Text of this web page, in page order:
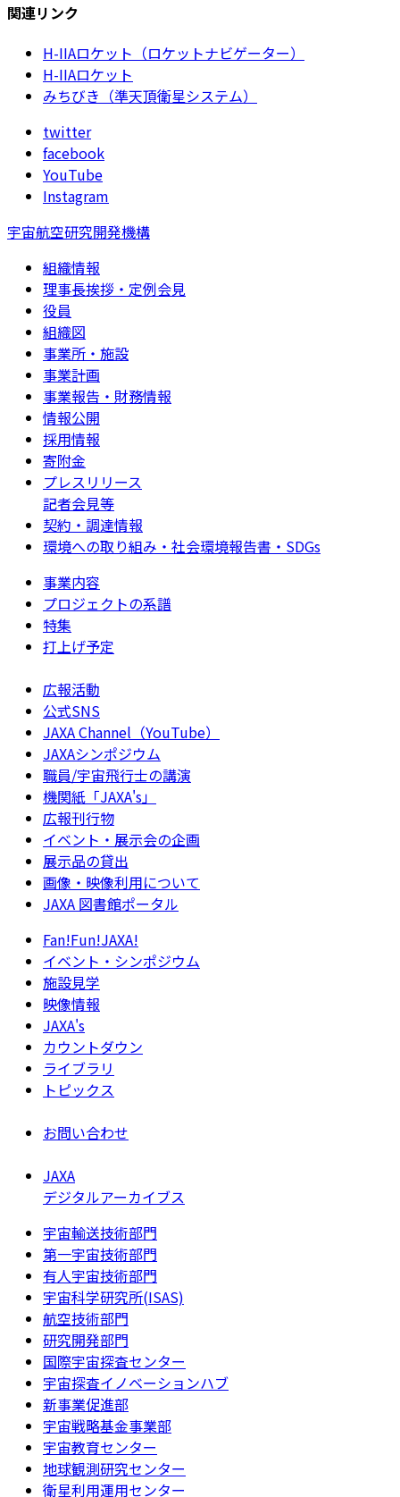
関連リンク
H-IIAロケット（ロケットナビゲーター）
H-IIAロケット
みちびき（準天頂衛星システム）
twitter
facebook
YouTube
Instagram
宇宙航空研究開発機構
組織情報
理事長挨拶・定例会見
役員
組織図
事業所・施設
事業計画
事業報告・財務情報
情報公開
採用情報
寄附金
プレスリリース
記者会見等
契約・調達情報
環境への取り組み・社会環境報告書・SDGs
事業内容
プロジェクトの系譜
特集
打上げ予定
広報活動
公式SNS
JAXA Channel（YouTube）
JAXAシンポジウム
職員/宇宙飛行士の講演
機関紙「JAXA's」
広報刊行物
イベント・展示会の企画
展示品の貸出
画像・映像利用について
JAXA 図書館ポータル
Fan!Fun!JAXA!
イベント・シンポジウム
施設見学
映像情報
JAXA's
カウントダウン
ライブラリ
トピックス
お問い合わせ
JAXA
デジタルアーカイブス
宇宙輸送技術部門
第一宇宙技術部門
有人宇宙技術部門
宇宙科学研究所(ISAS)
航空技術部門
研究開発部門
国際宇宙探査センター
宇宙探査イノベーションハブ
新事業促進部
宇宙戦略基金事業部
宇宙教育センター
地球観測研究センター
衛星利用運用センター